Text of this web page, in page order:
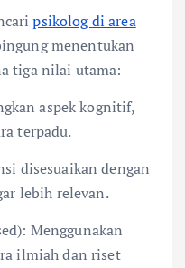
psikolog di area
menentukan
tiga nilai utama:
aspek kognitif,
terpadu.
disesuaikan dengan
lebih relevan.
Menggunakan
ilmiah dan riset